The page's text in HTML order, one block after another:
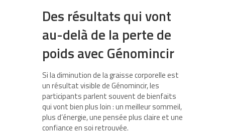
Des résultats qui vont
au-delà de la perte de
poids avec Génomincir
Si la diminution de la graisse corporelle est
un résultat visible de Génomincir, les
participants parlent souvent de bienfaits
qui vont bien plus loin : un meilleur sommeil,
plus d’énergie, une pensée plus claire et une
confiance en soi retrouvée.